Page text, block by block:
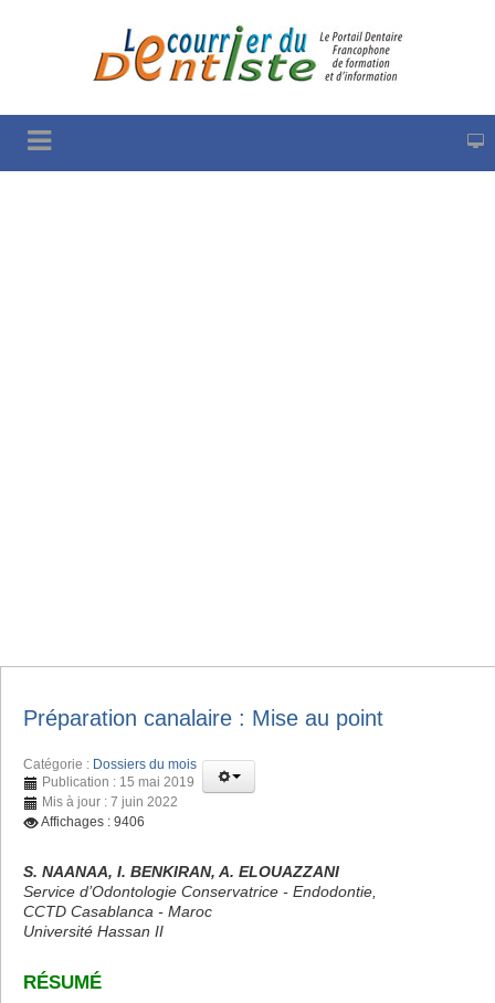
Préparation canalaire : Mise au point
Catégorie : Dossiers du mois
Publication : 15 mai 2019
Mis à jour : 7 juin 2022
Affichages : 9406
S. NAANAA, I. BENKIRAN, A. ELOUAZZANI
Service d’Odontologie Conservatrice - Endodontie,
CCTD Casablanca - Maroc
Université Hassan II
RÉSUMÉ